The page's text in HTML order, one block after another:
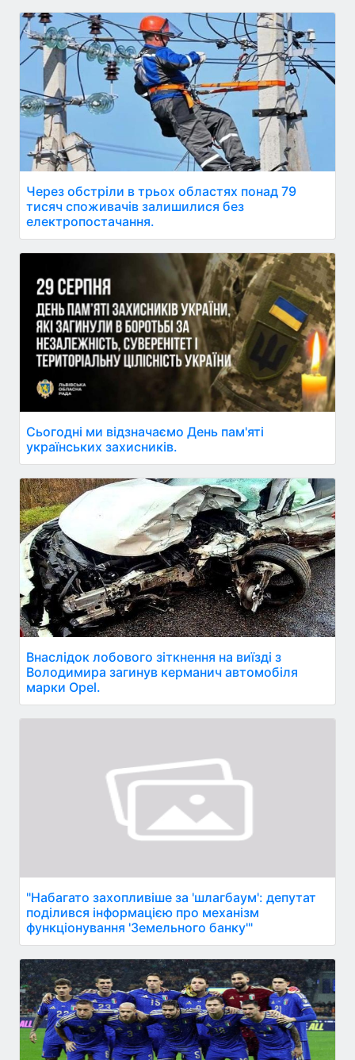
Через обстріли в трьох областях понад 79
тисяч споживачів залишилися без
електропостачання.
Сьогодні ми відзначаємо День пам'яті
українських захисників.
Внаслідок лобового зіткнення на виїзді з
Володимира загинув керманич автомобіля
марки Opel.
"Набагато захопливіше за 'шлагбаум': депутат
поділився інформацією про механізм
функціонування 'Земельного банку'"